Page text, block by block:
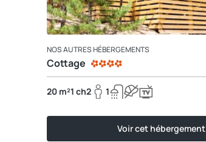
NOS AUTRES HÉBERGEMENTS
Cottage
20 m²1 ch2 1
Voir cet hébergement